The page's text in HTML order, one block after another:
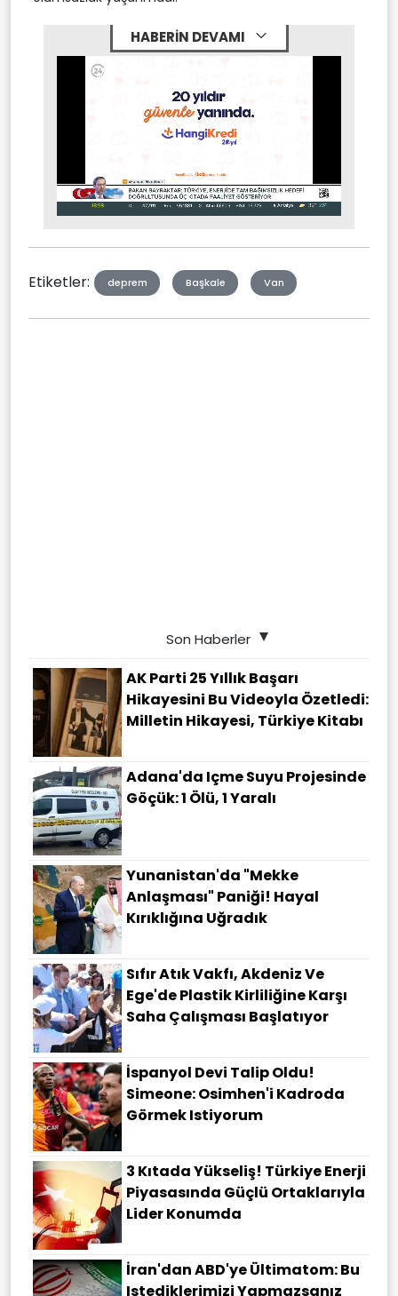
HABERİN DEVAMI
Mute Stream
Etiketler: deprem Başkale Van
Son Haberler
AK Parti 25 Yıllık Başarı
Hikayesini Bu Videoyla Özetledi:
Milletin Hikayesi, Türkiye Kitabı
Adana'da Içme Suyu Projesinde
Göçük: 1 Ölü, 1 Yaralı
Yunanistan'da "Mekke
Anlaşması" Paniği! Hayal
Kırıklığına Uğradık
Sıfır Atık Vakfı, Akdeniz Ve
Ege'de Plastik Kirliliğine Karşı
Saha Çalışması Başlatıyor
İspanyol Devi Talip Oldu!
Simeone: Osimhen'i Kadroda
Görmek Istiyorum
3 Kıtada Yükseliş! Türkiye Enerji
Piyasasında Güçlü Ortaklarıyla
Lider Konumda
İran'dan ABD'ye Ültimatom: Bu
Istediklerimizi Yapmazsanız